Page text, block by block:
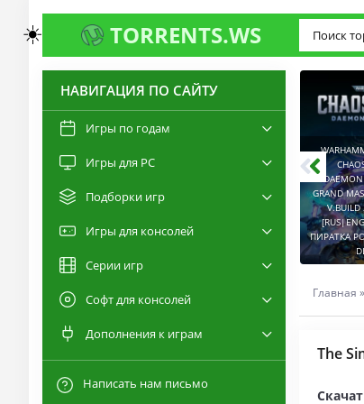
TORRENTS.WS
НАВИГАЦИЯ ПО САЙТУ
Игры по годам
Игры для PC
Подборки игр
Игры для консолей
Серии игр
Софт для консолей
Дополнения к играм
Написать нам письмо
3.0
RESIDENT EVIL 9:
REQUIEM - DELUXE
EDITION V.BUILD
(2026) PC ПИРАТКА
[RUS|ENG] (2026) PC
GRAND
ПИРАТКА
Главная »
The
☀️